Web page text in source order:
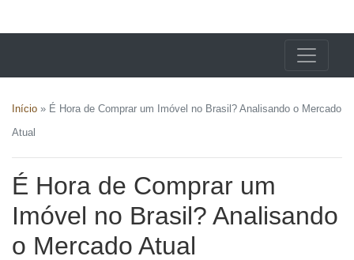
Início » É Hora de Comprar um Imóvel no Brasil? Analisando o Mercado
Atual
É Hora de Comprar um
Imóvel no Brasil? Analisando
o Mercado Atual